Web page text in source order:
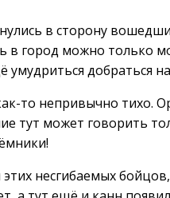
в сторону
в город можно только
умудриться добраться
то непривычно тихо.
тут может говорить
несгибаемых